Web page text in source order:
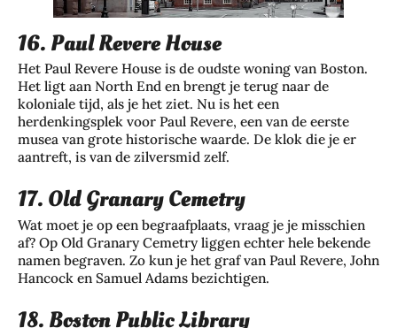
16. Paul Revere House
Het Paul Revere House is de oudste woning van Boston.
Het ligt aan North End en brengt je terug naar de
koloniale tijd, als je het ziet. Nu is het een
herdenkingsplek voor Paul Revere, een van de eerste
musea van grote historische waarde. De klok die je er
aantreft, is van de zilversmid zelf.
17. Old Granary Cemetry
Wat moet je op een begraafplaats, vraag je je misschien
af? Op Old Granary Cemetry liggen echter hele bekende
namen begraven. Zo kun je het graf van Paul Revere, John
Hancock en Samuel Adams bezichtigen.
18. Boston Public Library